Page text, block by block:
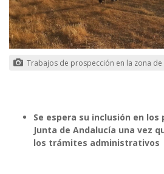
Trabajos de prospección en la zona
Se espera su inclusión en
Junta de Andalucía una vez
los trámites administrativos